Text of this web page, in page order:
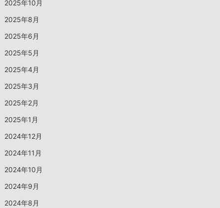
2025年10月
2025年8月
2025年6月
2025年5月
2025年4月
2025年3月
2025年2月
2025年1月
2024年12月
2024年11月
2024年10月
2024年9月
2024年8月